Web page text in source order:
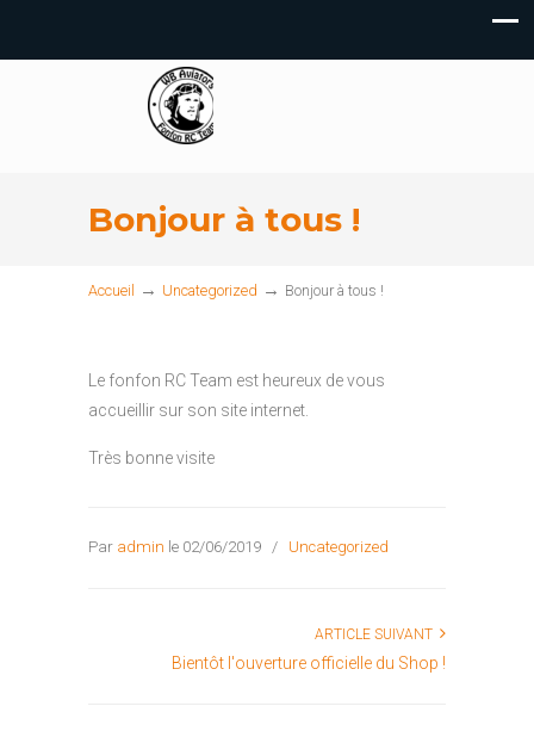
Bonjour à tous !
Accueil → Uncategorized → Bonjour à tous !
Le fonfon RC Team est heureux de vous
accueillir sur son site internet.
Très bonne visite
Par admin le 02/06/2019 / Uncategorized
ARTICLE SUIVANT
Bientôt l'ouverture officielle du Shop !